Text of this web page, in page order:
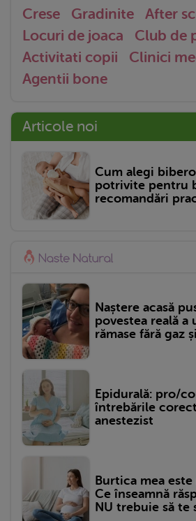
Crese Gradinite After
Locuri de joaca
Club de
Activitati copii
Clinici
Agentii bone
Articole noi
Cum alegi
potrivite pentru
recomandări
Naștere acasă
povestea reală a
rămase fără gaz
Epidurală: pro/
întrebările
anestezist
Burtica mea
Ce înseamnă
NU trebuie să te